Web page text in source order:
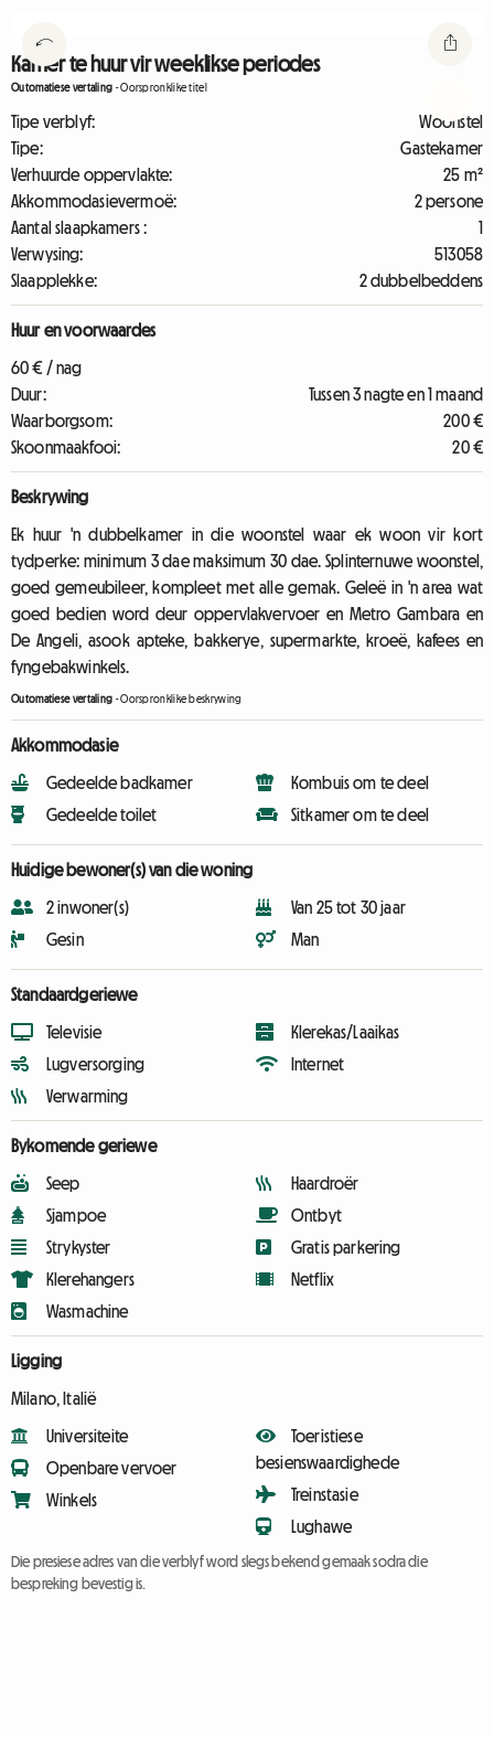
Kamer te huur vir weeklikse periodes
Outomatiese vertaling -Oorspronklike titel
Tipe verblyf:
Woonstel
Tipe:
Gastekamer
Verhuurde oppervlakte:
25 m²
Akkommodasievermoë:
2 persone
Aantal slaapkamers :
1
Verwysing:
513058
Slaapplekke:
2 dubbelbeddens
Huur en voorwaardes
60 € / nag
Duur:
Tussen 3 nagte en 1 maand
Waarborgsom:
200 €
Skoonmaakfooi:
20 €
Beskrywing
Ek huur 'n dubbelkamer in die woonstel waar ek woon vir kort
tydperke: minimum 3 dae maksimum 30 dae. Splinternuwe woonstel,
goed gemeubileer, kompleet met alle gemak. Geleë in 'n area wat
goed bedien word deur oppervlakvervoer en Metro Gambara en
De Angeli, asook apteke, bakkerye, supermarkte, kroeë, kafees en
fyngebakwinkels.
Outomatiese vertaling -Oorspronklike beskrywing
Akkommodasie
Gedeelde badkamer
Gedeelde toilet
Kombuis om te deel
Sitkamer om te deel
Huidige bewoner(s) van die woning
2 inwoner(s)
Gesin
Van 25 tot 30 jaar
Man
Standaardgeriewe
Televisie
Lugversorging
Verwarming
Klerekas/Laaikas
Internet
Bykomende geriewe
Seep
Sjampoe
Strykyster
Klerehangers
Wasmachine
Haardroër
Ontbyt
Gratis parkering
Netflix
Ligging
Milano, Italië
Universiteite
Openbare vervoer
Winkels
Toeristiese
besienswaardighede
Treinstasie
Lughawe
Die presiese adres van die verblyf word slegs bekend gemaak sodra die
bespreking bevestig is.